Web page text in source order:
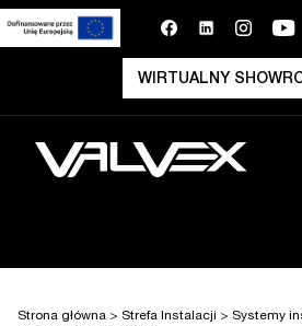
WIRTUALNY
Strona główna > Strefa Instalacji > Systemy